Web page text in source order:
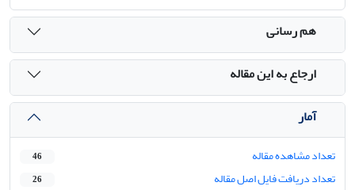
هم رسانی
ارجاع به این مقاله
آمار
تعداد مشاهده مقاله 46
تعداد دریافت فایل اصل مقاله 26